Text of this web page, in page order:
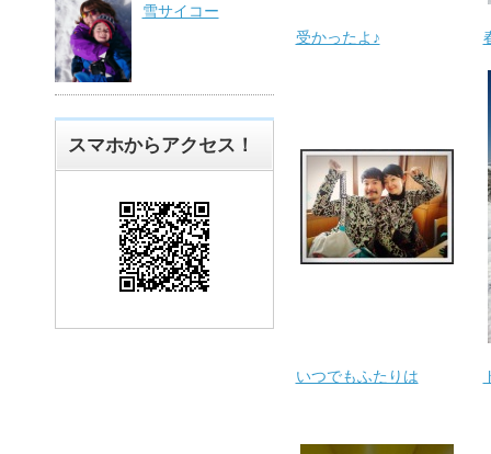
雪サイコー
スマホからアクセス！
受かったよ♪
いつでもふたりは